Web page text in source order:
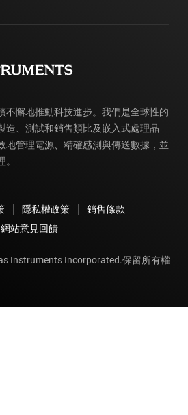
不懈地推動科技進步。我們是全球性的
造、測試和銷售類比及嵌入式處理晶
地管理電源、精確感測與傳送數據，並
隱私權政策
銷售條款
網站意見回饋
Instruments Incorporated.保留所有權